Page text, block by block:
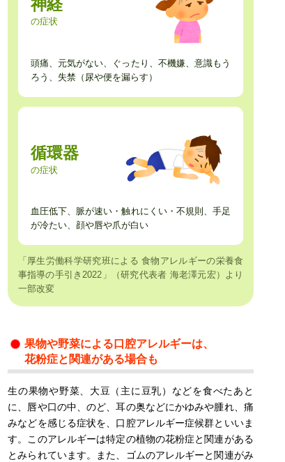
神経
の症状
頭痛、元気がない、ぐったり、不機嫌、意識もう
ろう、失禁（尿や便を漏らす）
循環器
の症状
血圧低下、脈が速い・触れにくい・不規則、手足
が冷たい、顔や唇や爪が白い
「厚生労働科学研究班による 食物アレルギーの栄養食
事指導の手引き2022」（研究代表者 海老澤元宏）より
一部改変
果物や野菜による口腔アレルギーは、
花粉症と関連がある場合も
生の果物や野菜、大豆（主に豆乳）などを食べたあと
に、唇や口の中、のど、耳の奥などにかゆみや腫れ、痛
みなどを感じる症状を、口腔アレルギー症候群といいま
す。このアレルギーは特定の植物の花粉症と関連がある
とみられています。また、ゴムのアレルギーと関連がみ